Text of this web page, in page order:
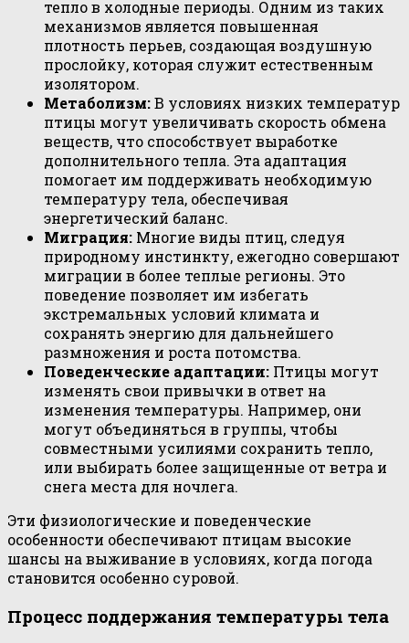
тепло в холодные периоды. Одним из таких
механизмов является повышенная
плотность перьев, создающая воздушную
прослойку, которая служит естественным
изолятором.
Метаболизм:В условиях низких температур
птицы могут увеличивать скорость обмена
веществ, что способствует выработке
дополнительного тепла. Эта адаптация
помогает им поддерживать необходимую
температуру тела, обеспечивая
энергетический баланс.
Миграция: Многие виды птиц, следуя
природному инстинкту, ежегодно совершают
миграции в более теплые регионы. Это
поведение позволяет им избегать
экстремальных условий климата и
сохранять энергию для дальнейшего
размножения и роста потомства.
Поведенческие адаптации: Птицы могут
изменять свои привычки в ответ на
изменения температуры. Например, они
могут объединяться в группы, чтобы
совместными усилиями сохранить тепло,
или выбирать более защищенные от ветра и
снега места для ночлега.
Эти физиологические и поведенческие
особенности обеспечивают птицам высокие
шансы на выживание в условиях, когда погода
становится особенно суровой.
Процесс поддержания температуры тела